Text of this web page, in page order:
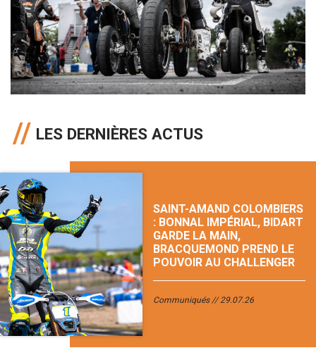
LES DERNIÈRES ACTUS
SAINT-AMAND COLOMBIERS
: BONNAL IMPÉRIAL, BIDART
GARDE LA MAIN,
BRACQUEMOND PREND LE
POUVOIR AU CHALLENGER
Communiqués 29.07.26